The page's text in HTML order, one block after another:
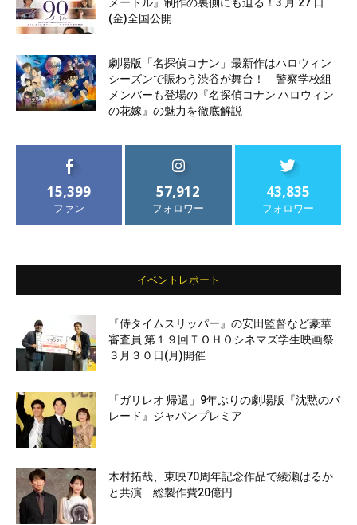
(金)全国公開
劇場版「名探偵コナン」最新作はハロウィン
シーズンで賑わう渋谷が舞台！ 警察学校組
メンバーも登場の『名探偵コナン ハロウィン
の花嫁』の魅力を徹底解説
15,399
ファン
57,912
フォロワー
43,835
フォロワー
イベントレポート
『侍タイムスリッパー』の安田監督など豪華
審査員 第１９回ＴＯＨＯシネマズ学生映画祭
３月３０日(月)開催
「ガリレオ 帰還」9年ぶりの劇場版『沈黙のパ
レード』ジャパンプレミア
木村拓哉、東映70周年記念作品で綾瀬はるか
と共演 総製作費20億円